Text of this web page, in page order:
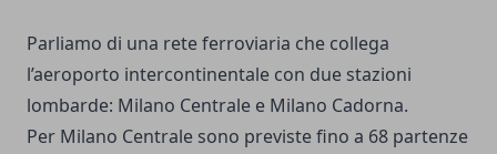
Parliamo di una rete ferroviaria che collega
l’aeroporto intercontinentale con due stazioni
lombarde: Milano Centrale e Milano Cadorna.
Per Milano Centrale sono previste fino a 68 partenze